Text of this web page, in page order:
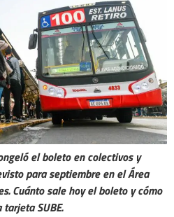
el boleto en colectivos y
para septiembre en el Área
Cuánto sale hoy el boleto y cómo
SUBE.